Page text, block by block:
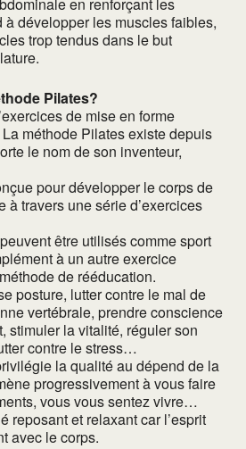
en renforçant les
à développer les muscles faibles,
trop tendus dans le but
Pilates?
de mise en forme
méthode Pilates existe depuis
le nom de son inventeur,
pour développer le corps de
à travers une série d’exercices
être utilisés comme sport
à un autre exercice
de rééducation.
posture, lutter contre le mal de
vertébrale, prendre conscience
stimuler la vitalité, réguler son
contre le stress…
la qualité au dépend de la
progressivement à vous faire
vous vous sentez vivre…
reposant et relaxant car l’esprit
avec le corps.